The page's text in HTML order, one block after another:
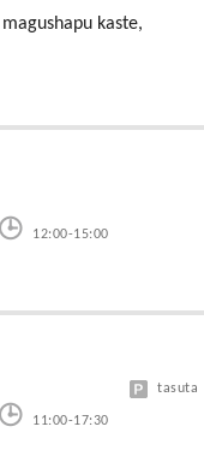
kaste,
12:00-15:00
11:00-17:30
tasuta